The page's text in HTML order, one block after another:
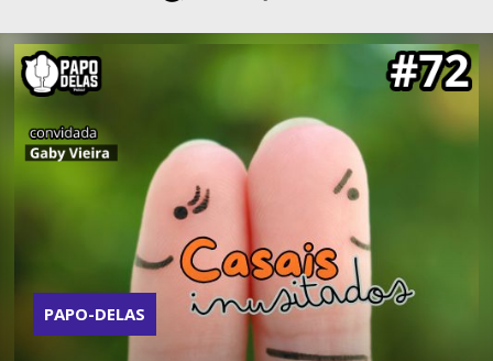
PAPO-DELAS